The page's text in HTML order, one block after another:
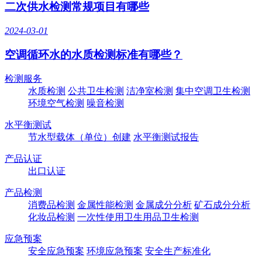
二次供水检测常规项目有哪些
2024-03-01
空调循环水的水质检测标准有哪些？
检测服务
水质检测 公共卫生检测 洁净室检测 集中空调卫生检测
环境空气检测 噪音检测
水平衡测试
节水型载体（单位）创建 水平衡测试报告
产品认证
出口认证
产品检测
消费品检测 金属性能检测 金属成分分析 矿石成分分析
化妆品检测 一次性使用卫生用品卫生检测
应急预案
安全应急预案 环境应急预案 安全生产标准化